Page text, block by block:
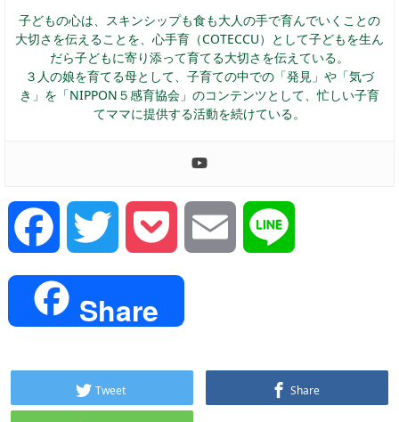
子どもの心は、スキンシップも食も大人の手で育んでいくことの
大切さを伝えることを、心手育（COTECCU）として子どもを生ん
だら子どもに寄り添って育てる大切さを伝えている。
３人の娘を育てる母として、子育ての中での「発見」や「気づ
き」を「NIPPON５感育協会」のコンテンツとして、忙しい子育
てママに提供する活動を続けている。
Facebook Twitter Pocket Email
Share
Tweet Share